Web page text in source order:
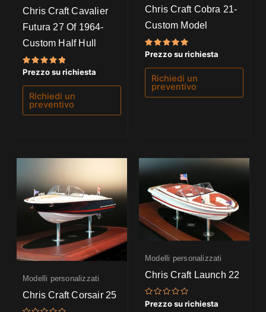
Chris Craft Cavalier
Futura 27 Of 1964-
Custom Half Hull
Valutato
su 5
Prezzo su richiesta
Richiedi un
preventivo
Chris Craft Cobra 21-
Custom Model
Valutato
su 5
Prezzo su richiesta
Richiedi un
preventivo
Modelli personalizzati
Chris Craft Corsair 25
Modelli personalizzati
Chris Craft Launch 22
Valutato
Prezzo su richiesta